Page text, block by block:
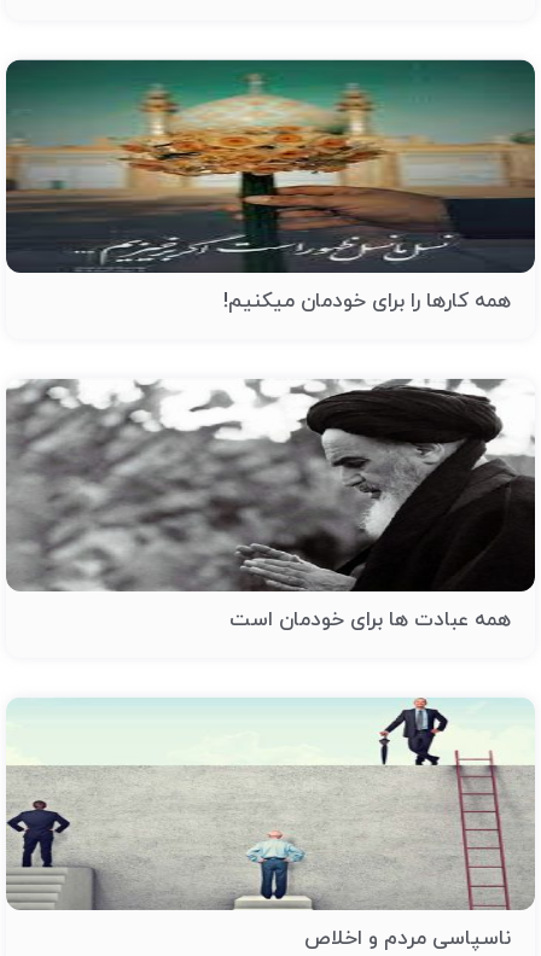
همه کارها را برای خودمان میکنیم!
همه عبادت ها برای خودمان است
ناسپاسی مردم و اخلاص